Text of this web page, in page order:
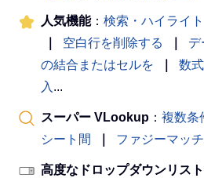
人気機能： 検索・ハイライ
空白行を削除する
デ
の結合またはセルを
数
入 ...
スーパー VLookup ： 複数条
シート間
ファジーマッチ
高度なドロップダウンリスト